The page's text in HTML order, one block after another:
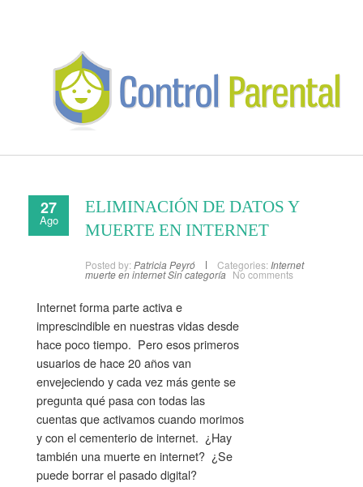
27
Ago
ELIMINACIÓN DE DATOS Y
MUERTE EN INTERNET
Posted by: Patricia Peyró Categories: Internet
muerte en internetSin categoría No comments
Internet forma parte activa e
imprescindible en nuestras vidas desde
hace poco tiempo. Pero esos primeros
usuarios de hace 20 años van
envejeciendo y cada vez más gente se
pregunta qué pasa con todas las
cuentas que activamos cuando morimos
y con el cementerio de internet. ¿Hay
también una muerte en internet? ¿Se
puede borrar el pasado digital?